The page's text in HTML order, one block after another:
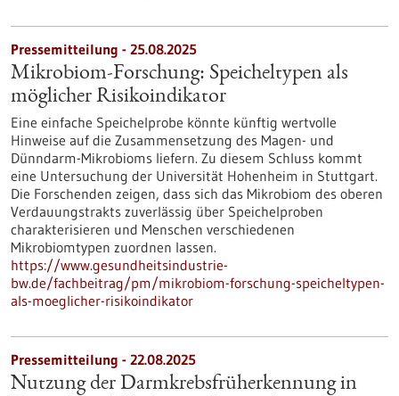
Pressemitteilung - 25.08.2025
Mikrobiom-Forschung: Speicheltypen als
möglicher Risikoindikator
Eine einfache Speichelprobe könnte künftig wertvolle
Hinweise auf die Zusammensetzung des Magen- und
Dünndarm-Mikrobioms liefern. Zu diesem Schluss kommt
eine Untersuchung der Universität Hohenheim in Stuttgart.
Die Forschenden zeigen, dass sich das Mikrobiom des oberen
Verdauungstrakts zuverlässig über Speichelproben
charakterisieren und Menschen verschiedenen
Mikrobiomtypen zuordnen lassen.
https://www.gesundheitsindustrie-
bw.de/fachbeitrag/pm/mikrobiom-forschung-speicheltypen-
als-moeglicher-risikoindikator
Pressemitteilung - 22.08.2025
Nutzung der Darmkrebsfrüherkennung in